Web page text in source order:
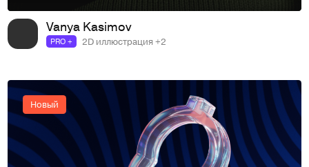
Vanya Kasimov
PRO + 2D иллюстрация +2
Новый